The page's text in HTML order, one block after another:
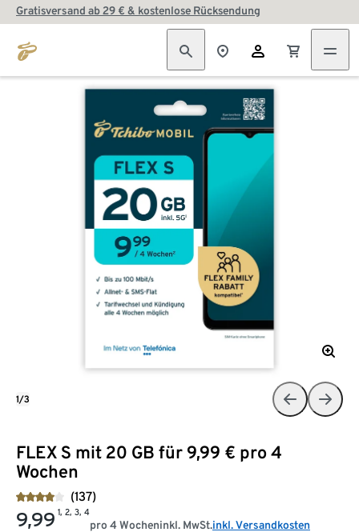
Gratisversand ab 29 € & kostenlose Rücksendung
FLEX S mit 20 GB für 9,99 € pro 4
Wochen
(137)
9,99 1, 2, 3, 4
pro 4 Wocheninkl. MwSt.inkl. Versandkosten
1/3